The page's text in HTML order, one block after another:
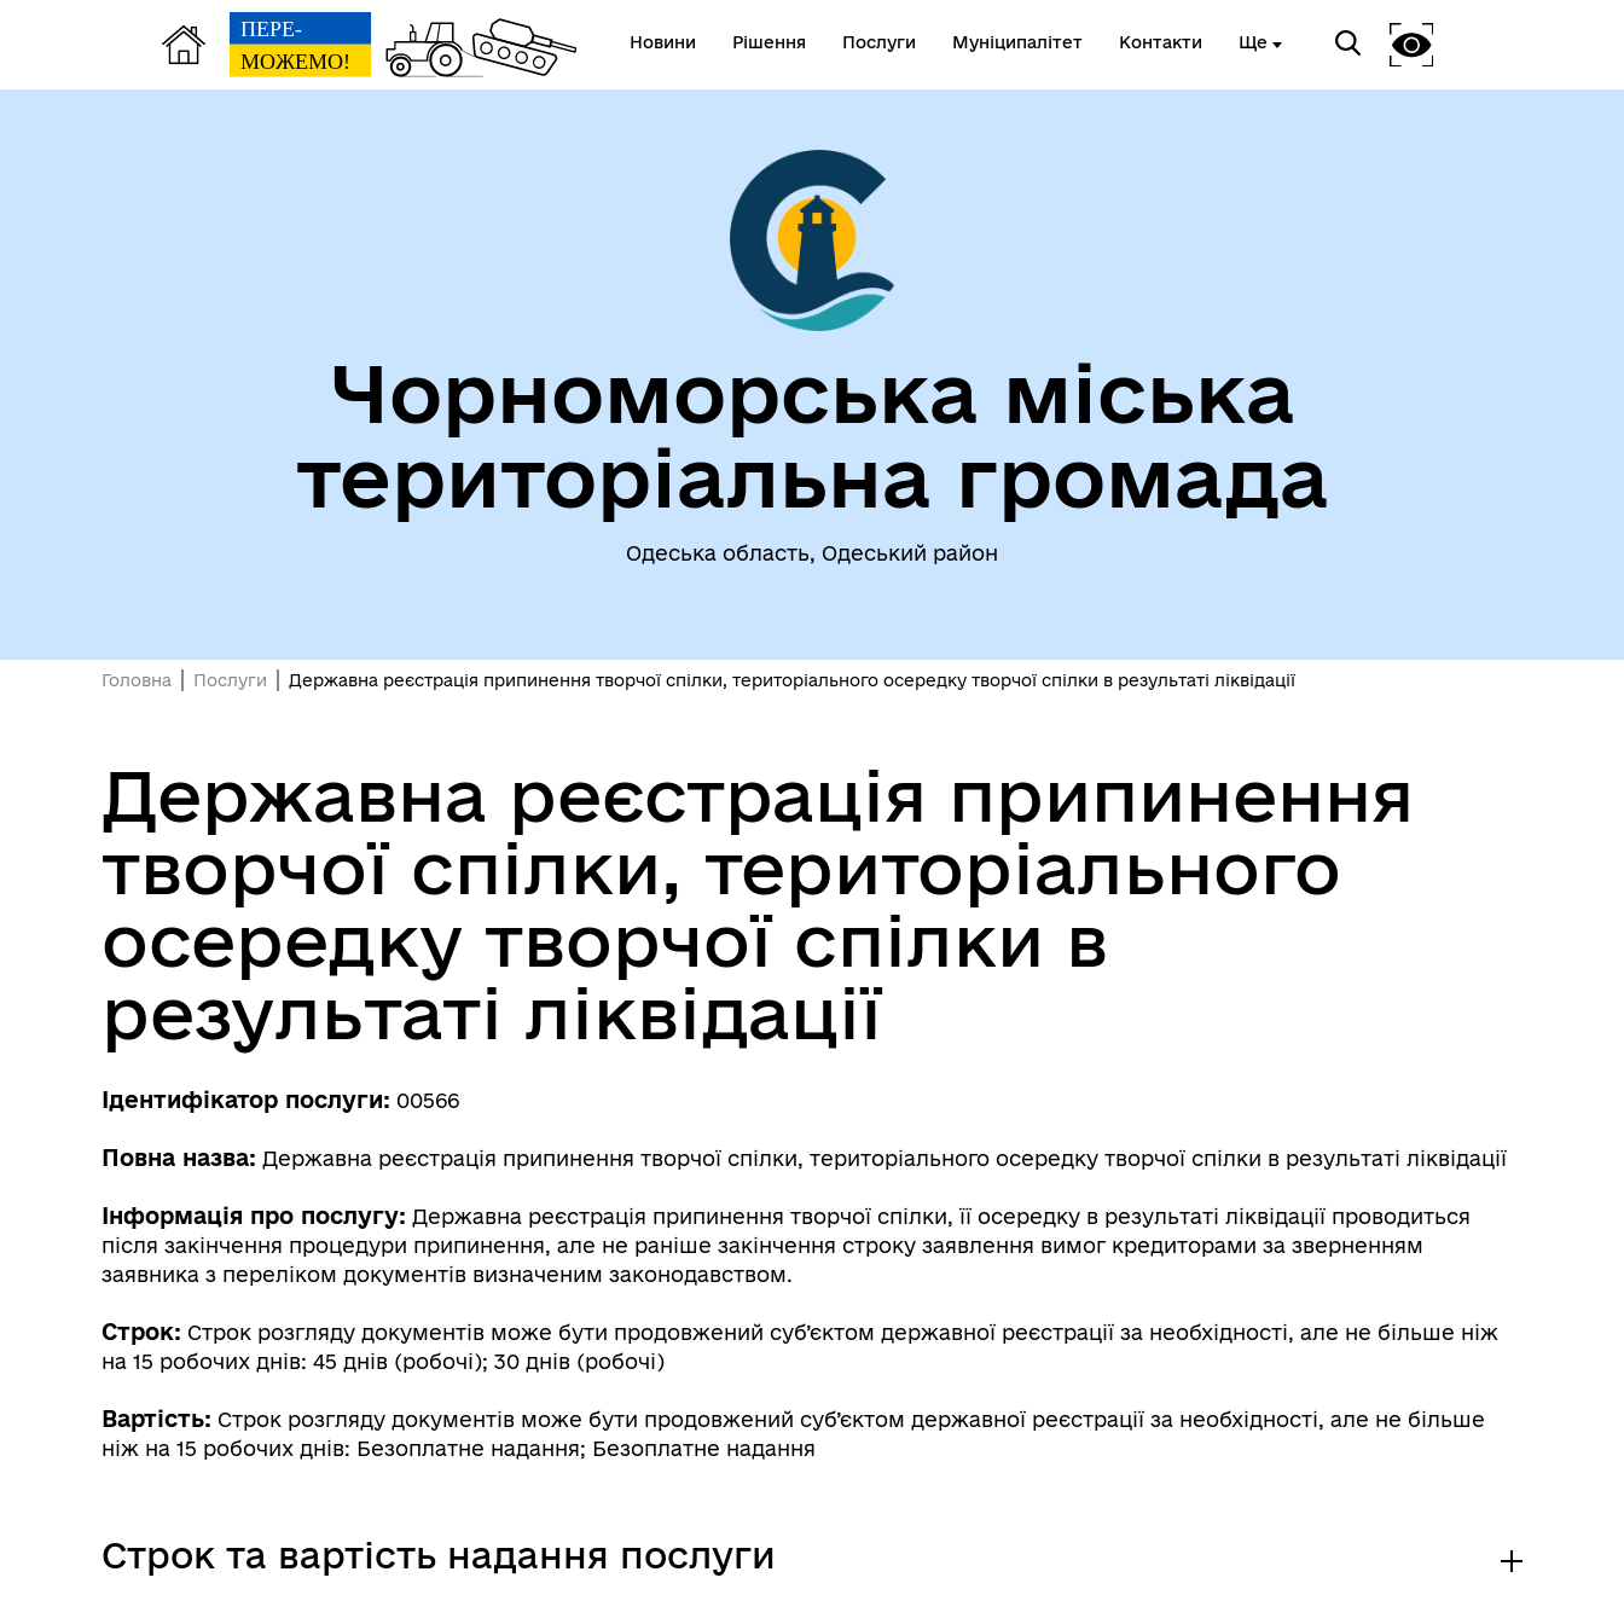
Новини Рішення Послуги Муніципалітет Контакти Ще
Колегіальні органи (ради,
робочі групи, комісії)
Місцеві податки та збори
Герої не вмирають!
До уваги внутрішньо
переміщених осіб
Безбар’єрний простір
Чорноморська міська
територіальна громада
Одеська область, Одеський район
Головна Послуги Державна реєстрація припинення творчої спілки, територіального осередку творчої спілки в результаті ліквідації
Державна реєстрація припинення
творчої спілки, територіального
осередку творчої спілки в
результаті ліквідації
Ідентифікатор послуги: 00566
Повна назва: Державна реєстрація припинення творчої спілки, територіального осередку творчої спілки в результаті ліквідації
Інформація про послугу: Державна реєстрація припинення творчої спілки, її осередку в результаті ліквідації проводиться
після закінчення процедури припинення, але не раніше закінчення строку заявлення вимог кредиторами за зверненням
заявника з переліком документів визначеним законодавством.
Строк: Строк розгляду документів може бути продовжений суб’єктом державної реєстрації за необхідності, але не більше ніж
на 15 робочих днів: 45 днів (робочі); 30 днів (робочі)
Вартість: Строк розгляду документів може бути продовжений суб’єктом державної реєстрації за необхідності, але не більше
ніж на 15 робочих днів: Безоплатне надання; Безоплатне надання
Строк та вартість надання послуги